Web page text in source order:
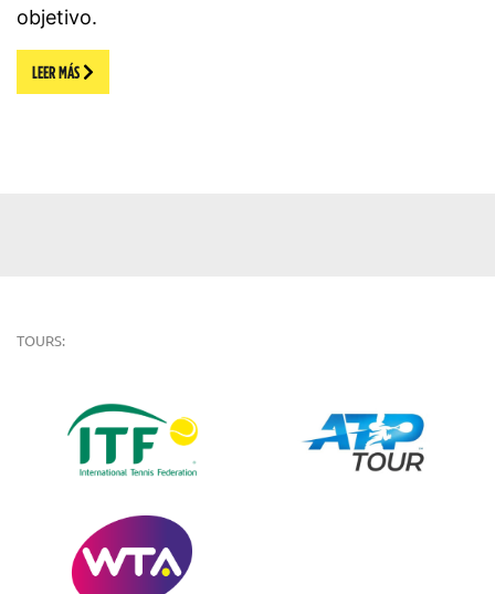
objetivo.
LEER MÁS
TOURS: